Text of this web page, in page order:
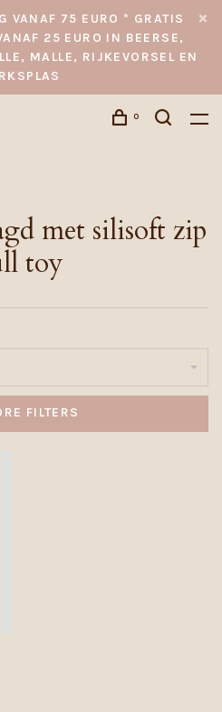
VANAF 75 EURO * GRATIS
25 EURO IN BEERSE,
MALLE, RIJKEVORSEL EN
0
met silisoft zip
toy
FILTERS